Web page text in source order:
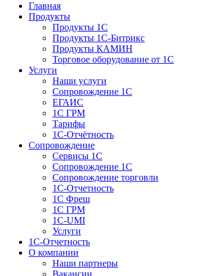
Главная
Продукты
Продукты 1С
Продукты 1С-Битрикс
Продукты КАМИН
Торговое оборудование от 1С
Услуги
Наши услуги
Сопровождение 1С
ЕГАИС
1С ГРМ
Тарифы
1С-Отчётность
Сопровождение
Сервисы 1С
Сопровождение 1С
Сопровождение торговли
1С-Отчетность
1С Фреш
1С ГРМ
1C-UMI
Услуги
1С-Отчетность
О компании
Наши партнеры
Вакансии